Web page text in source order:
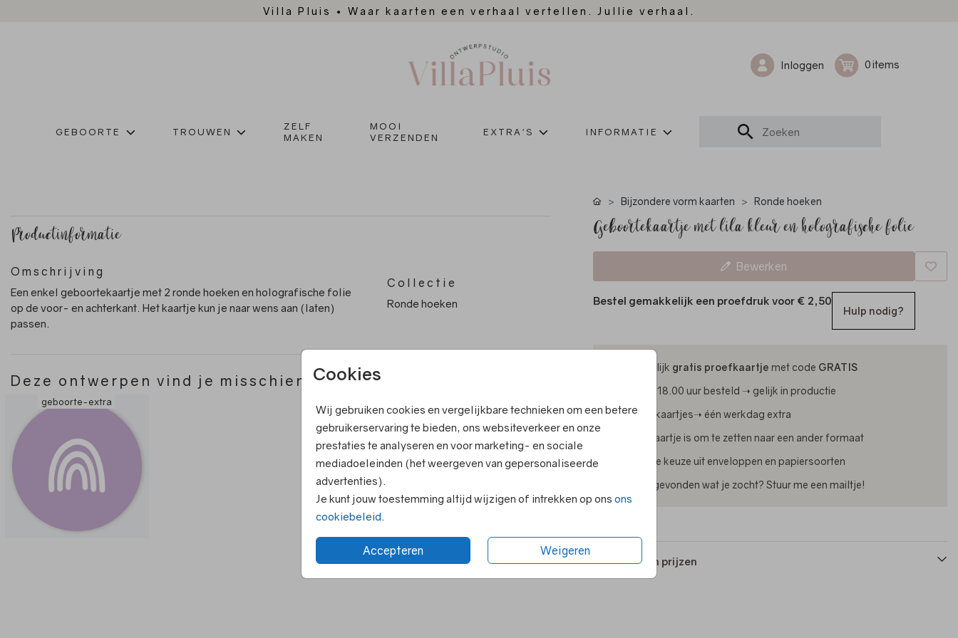
Villa Pluis • Waar kaarten een verhaal vertellen. Jullie verhaal.
Inloggen 0
GEBOORTE TROUWEN
ZELF
MAKEN
MOOI
VERZENDEN
EXTRA'S INFORMATIE
Cookies
Wij gebruiken cookies en vergelijkbare technieken om een betere
gebruikerservaring te bieden, ons websiteverkeer en onze
prestaties te analyseren en voor marketing- en sociale
mediadoeleinden (het weergeven van gepersonaliseerde
advertenties).
Je kunt jouw toestemming altijd wijzigen of intrekken op ons ons
cookiebeleid
Accepteren Weigeren
Productinformatie
Omschrijving
Een enkel geboortekaartje met 2 ronde hoeken en holografische folie
op de voor- en achterkant. Het kaartje kun je naar wens aan (laten)
passen.
Collectie
Ronde hoeken
Deze ontwerpen vind je misschien ook leuk
geboorte-extra
Bijzondere vorm kaarten Ronde hoeken
Geboortekaartje met lila kleur en holografische folie
Bewerken
Bestel gemakkelijk een proefdruk voor € 2,50
Hulp nodig?
Tijdelijk gratis proefkaartje met code GRATIS
Voor 18.00 uur besteld ➝ gelijk in productie
Foliekaartjes➝ één werkdag extra
Elk kaartje is om te zetten naar een ander formaat
Ruime keuze uit enveloppen en papiersoorten
Niet gevonden wat je zocht? Stuur me een mailtje!
Formaten en prijzen